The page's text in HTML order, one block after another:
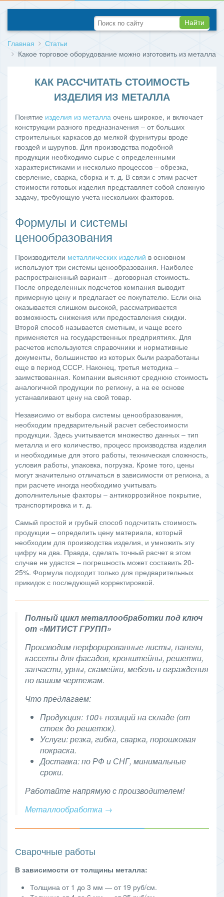
Найти
Главная
Статьи
Какое торговое оборудование можно изготовить из металла
КАК РАССЧИТАТЬ СТОИМОСТЬ
ИЗДЕЛИЯ ИЗ МЕТАЛЛА
Понятие изделия из металла очень широкое, и включает
конструкции разного предназначения – от больших
строительных каркасов до мелкой фурнитуры вроде
гвоздей и шурупов. Для производства подобной
продукции необходимо сырье с определенными
характеристиками и несколько процессов – обрезка,
сверление, сварка, сборка и т. д. В связи с этим расчет
стоимости готовых изделия представляет собой сложную
задачу, требующую учета нескольких факторов.
Формулы и системы
ценообразования
Производители металлических изделий в основном
используют три системы ценообразования. Наиболее
распространенный вариант – договорная стоимость.
После определенных подсчетов компания выводит
примерную цену и предлагает ее покупателю. Если она
оказывается слишком высокой, рассматривается
возможность снижения или предоставления скидки.
Второй способ называется сметным, и чаще всего
применяется на государственных предприятиях. Для
расчетов используются справочники и нормативные
документы, большинство из которых были разработаны
еще в период СССР. Наконец, третья методика –
заимствованная. Компании выясняют среднюю стоимость
аналогичной продукции по региону, а на ее основе
устанавливают цену на свой товар.
Независимо от выбора системы ценообразования,
необходим предварительный расчет себестоимости
продукции. Здесь учитывается множество данных – тип
металла и его количество, процесс производства изделия
и необходимые для этого работы, техническая сложность,
условия работы, упаковка, погрузка. Кроме того, цены
могут значительно отличаться в зависимости от региона, а
при расчете иногда необходимо учитывать
дополнительные факторы – антикоррозийное покрытие,
транспортировка и т. д.
Самый простой и грубый способ подсчитать стоимость
продукции – определить цену материала, который
необходим для производства изделия, и умножить эту
цифру на два. Правда, сделать точный расчет в этом
случае не удастся – погрешность может составить 20-
25%. Формула подходит только для предварительных
прикидок с последующей корректировкой.
Полный цикл металлообработки под ключ
от «МИТИСТ ГРУПП»
Производим перфорированные листы, панели,
кассеты для фасадов, кронштейны, решетки,
запчасти, урны, скамейки, мебель и ограждения
по вашим чертежам.
Что предлагаем:
Продукция: 100+ позиций на складе (от
стоек до решеток).
Услуги: резка, гибка, сварка, порошковая
покраска.
Доставка: по РФ и СНГ, минимальные
сроки.
Работайте напрямую с производителем!
Металлообработка →
Сварочные работы
В зависимости от толщины металла:
Толщина от 1 до 3 мм — от 19 руб/см.